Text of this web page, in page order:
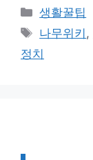
카
테
리
생활꿀팁
태
그
나무위키 ,
정치